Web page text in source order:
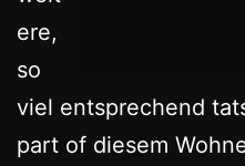
ere,
so
viel entsprechend
part of diesem